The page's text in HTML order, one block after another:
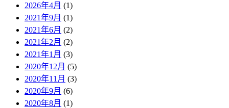
2026年4月 (1)
2021年9月 (1)
2021年6月 (2)
2021年2月 (2)
2021年1月 (3)
2020年12月 (5)
2020年11月 (3)
2020年9月 (6)
2020年8月 (1)